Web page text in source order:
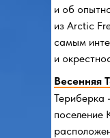
Весенняя
Териберка
поселение
и об
из Arctic
самым
и